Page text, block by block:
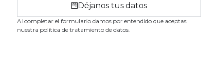
Déjanos tus datos
Al completar el formulario damos por entendido que aceptas
nuestra política de tratamiento de datos.